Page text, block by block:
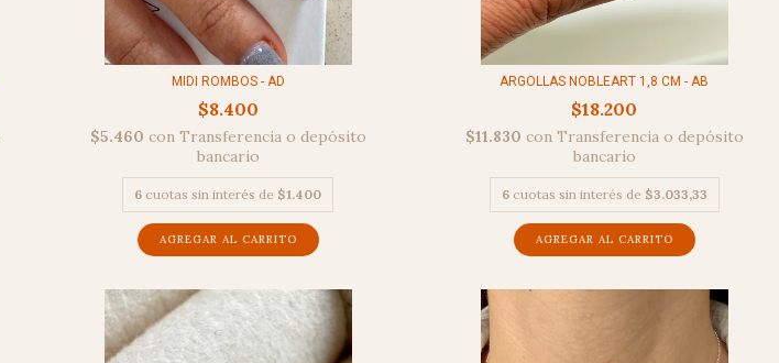
MIDI ROMBOS - AD
$8.400
$5.460 con Transferencia o depósito
bancario
6 cuotas sin interés de $1.400
ARGOLLAS NOBLEART 1,8 CM - AB
$18.200
$11.830 con Transferencia o depósito
bancario
6 cuotas sin interés de $3.033,33